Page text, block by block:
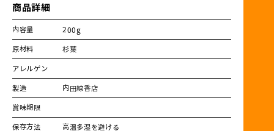
商品詳細
内容量 200g
原材料 杉葉
アレルゲン
製造 内田線香店
賞味期限
保存方法 高温多湿を避ける